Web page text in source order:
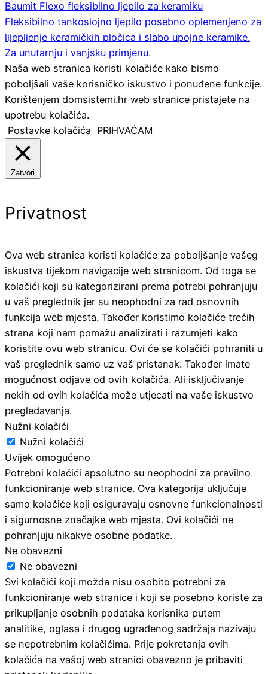
Baumit Flexo fleksibilno ljepilo za keramiku
Fleksibilno tankoslojno ljepilo posebno oplemenjeno za
lijepljenje keramičkih pločica i slabo upojne keramike.
Za unutarnju i vanjsku primjenu.
Naša web stranica koristi kolačiće kako bismo
poboljšali vaše korisničko iskustvo i ponuđene funkcije.
Korištenjem domsistemi.hr web stranice pristajete na
upotrebu kolačića.
Postavke kolačića PRIHVAĆAM
Zatvori
Privatnost
Ova web stranica koristi kolačiće za poboljšanje vašeg
iskustva tijekom navigacije web stranicom. Od toga se
kolačići koji su kategorizirani prema potrebi pohranjuju
u vaš preglednik jer su neophodni za rad osnovnih
funkcija web mjesta. Također koristimo kolačiće trećih
strana koji nam pomažu analizirati i razumjeti kako
koristite ovu web stranicu. Ovi će se kolačići pohraniti u
vaš preglednik samo uz vaš pristanak. Također imate
mogućnost odjave od ovih kolačića. Ali isključivanje
nekih od ovih kolačića može utjecati na vaše iskustvo
pregledavanja.
Nužni kolačići
Nužni kolačići
Uvijek omogućeno
Potrebni kolačići apsolutno su neophodni za pravilno
funkcioniranje web stranice. Ova kategorija uključuje
samo kolačiće koji osiguravaju osnovne funkcionalnosti
i sigurnosne značajke web mjesta. Ovi kolačići ne
pohranjuju nikakve osobne podatke.
Ne obavezni
Ne obavezni
Svi kolačići koji možda nisu osobito potrebni za
funkcioniranje web stranice i koji se posebno koriste za
prikupljanje osobnih podataka korisnika putem
analitike, oglasa i drugog ugrađenog sadržaja nazivaju
se nepotrebnim kolačićima. Prije pokretanja ovih
kolačića na vašoj web stranici obavezno je pribaviti